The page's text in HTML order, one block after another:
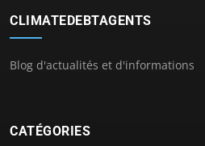
CLIMATEDEBTAGENTS
Blog d'actualités et d'informations
CATÉGORIES